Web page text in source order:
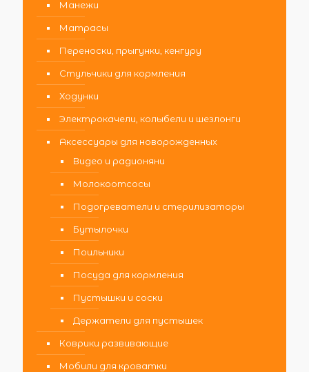
Манежи
Матрасы
Переноски, прыгунки, кенгуру
Стульчики для кормления
Ходунки
Электрокачели, колыбели и шезлонги
Аксессуары для новорожденных
Видео и радионяни
Молокоотсосы
Подогреватели и стерилизаторы
Бутылочки
Поильники
Посуда для кормления
Пустышки и соски
Держатели для пустышек
Коврики развивающие
Мобили для кроватки